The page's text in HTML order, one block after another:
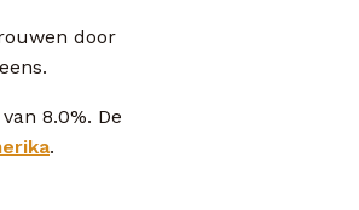
door
8.0%. De
.